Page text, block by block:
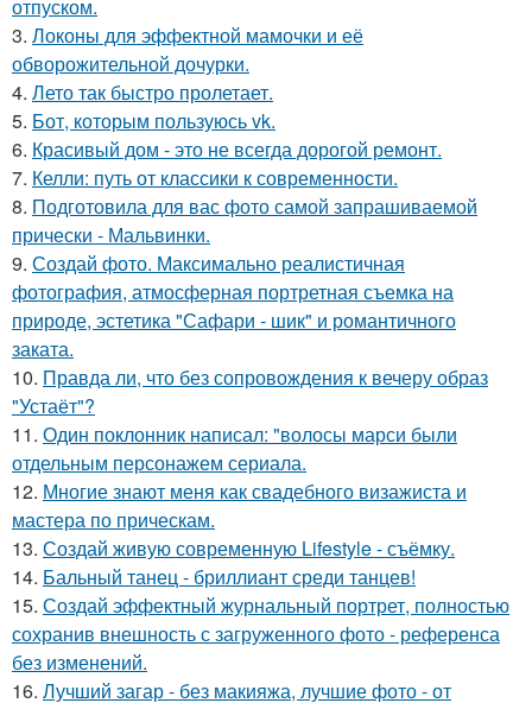
отпуском.
3. Локоны для эффектной мамочки и её
обворожительной дочурки.
4. Лето так быстро пролетает.
5. Бот, которым пользуюсь vk.
6. Красивый дом - это не всегда дорогой ремонт.
7. Келли: путь от классики к современности.
8. Подготовила для вас фото самой запрашиваемой
прически - Мальвинки.
9. Создай фото. Максимально реалистичная
фотография, атмосферная портретная съемка на
природе, эстетика "Сафари - шик" и романтичного
заката.
10. Правда ли, что без сопровождения к вечеру образ
"Устаёт"?
11. Один поклонник написал: "волосы марси были
отдельным персонажем сериала.
12. Многие знают меня как свадебного визажиста и
мастера по прическам.
13. Создай живую современную Lifestyle - съёмку.
14. Бальный танец - бриллиант среди танцев!
15. Создай эффектный журнальный портрет, полностью
сохранив внешность с загруженного фото - референса
без изменений.
16. Лучший загар - без макияжа, лучшие фото - от